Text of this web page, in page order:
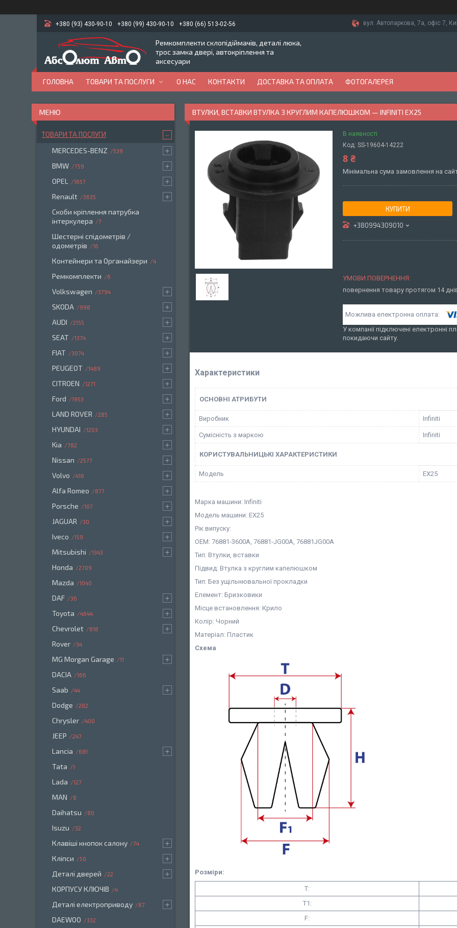
+380 (93) 430-90-10 +380 (99) 430-90-10 +380 (66) 513-02-56 вул. Автопаркова, 7а, офіс 7,
Ремкомплекти склопідіймачів, деталі люка,
трос замка двері, автокріплення та
аксесуари
ГОЛОВНА ТОВАРИ ТА ПОСЛУГИ О НАС КОНТАКТИ ДОСТАВКА ТА ОПЛАТА ФОТОГАЛЕРЕЯ
ВТУЛКИ, ВСТАВКИ ВТУЛКА З КРУГЛИМ КАПЕЛЮШКОМ — INFINITI EX25
В наявності
Код: SS-19604-14222
8 ₴
Мінімальна сума замовлення на
КУПИТИ
+380994309010
повернення товару протягом 14
У компанії підключені електронні
покидаючи сайту.
Характеристики
ОСНОВНІ АТРИБУТИ
Виробник Infiniti
Сумісність з маркою Infiniti
КОРИСТУВАЛЬНИЦЬКІ ХАРАКТЕРИСТИКИ
Мoдель EX25
Марка машини: Infiniti
Модель машини: EX25
Рік випуску:
OEM: 76881-3600A, 76881-JG00A, 76881JG00A
Тип: Втулки, вставки
Підвид: Втулка з круглим капелюшком
Тип: Без ущільнювальної прокладки
Елемент: Бризковики
Місце встановлення: Крило
Колір: Чорний
Матеріал: Пластик
Схема
Розміри:
T:
T1:
F:
ТОВАРИ ТА ПОСЛУГИ
MERCEDES-BENZ 539
BMW 759
OPEL 1657
Renault 3635
Скоби кріплення патрубка
інтеркулера
7
Шестерні спідометрів /
одометрів
16
Контейнери та Органайзери 4
Ремкомплекти 6
Volkswagen 3794
SKODA 998
AUDI 2155
SEAT 1374
FIAT 3074
PEUGEOT 1489
CITROEN 1271
Ford 1953
LAND ROVER 285
HYUNDAI 1203
Kia 782
Nissan 2577
Volvo 416
Alfa Romeo 877
Porsche 107
JAGUAR 30
Iveco 159
Mitsubishi 1343
Honda 2709
Mazda 1040
DAF 36
Toyota 4644
Chevrolet 618
Rover 34
MG Morgan Garage 11
DACIA 166
Saab 44
Dodge 282
Chrysler 400
JEEP 247
Lancia 681
Tata 1
Lada 127
MAN 8
Daihatsu 80
Isuzu 32
Клавіші кнопок салону 74
Кліпси 50
Деталі дверей 22
КОРПУСУ КЛЮЧІВ 4
Деталі електроприводу 87
DAEWOO 332